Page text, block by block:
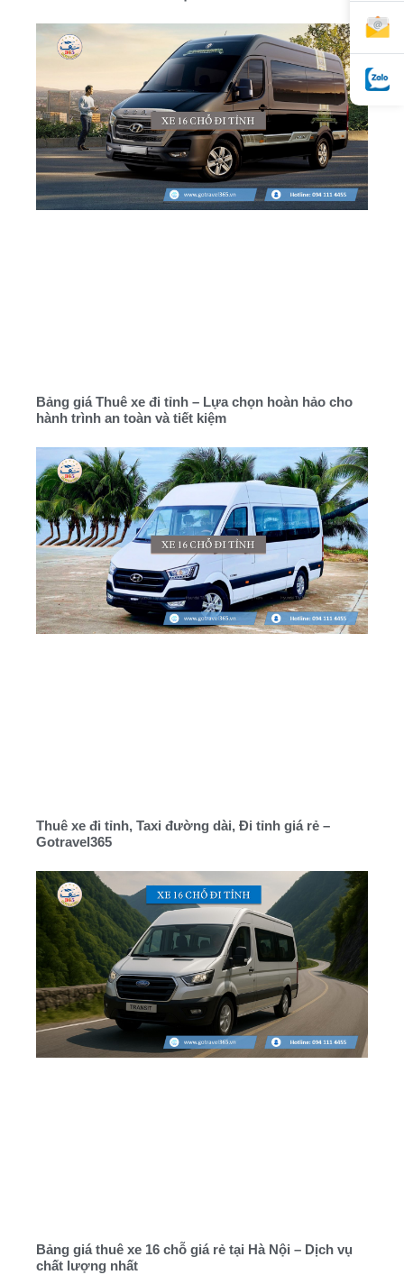
Bảng giá Thuê xe đi tỉnh – Lựa chọn hoàn hảo cho
hành trình an toàn và tiết kiệm
Thuê xe đi tỉnh, Taxi đường dài, Đi tỉnh giá rẻ –
Gotravel365
Bảng giá thuê xe 16 chỗ giá rẻ tại Hà Nội – Dịch vụ
chất lượng nhất